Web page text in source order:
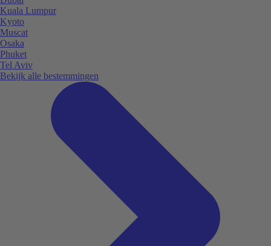
Kuala Lumpur
Kyoto
Muscat
Osaka
Phuket
Tel Aviv
Bekijk alle bestemmingen